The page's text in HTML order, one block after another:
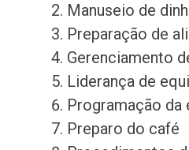
Manuseio de
Preparação de
Gerenciamento
Liderança de
Programação da
Preparo do café